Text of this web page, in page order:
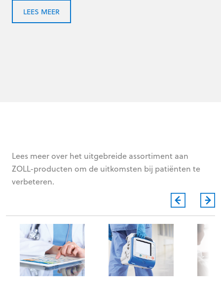
LEES MEER
Lees meer over het uitgebreide assortiment aan
ZOLL-producten om de uitkomsten bij patiënten te
verbeteren.